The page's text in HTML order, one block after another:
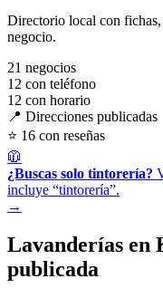
Directorio local con
negocio.
21 negocios
12 con teléfono
12 con horario
📍 Direcciones publicadas
⭐ 16 con reseñas
🧥
¿Buscas solo tintorería?
incluye “tintorería”.
→
Lavanderías en
publicada